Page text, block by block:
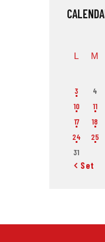
L M
3
4
10
11
17
18
24
25
31
« Set